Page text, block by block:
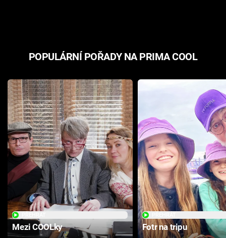
POPULÁRNÍ POŘADY NA PRIMA COOL
Mezi COOLky Fotr na tripu